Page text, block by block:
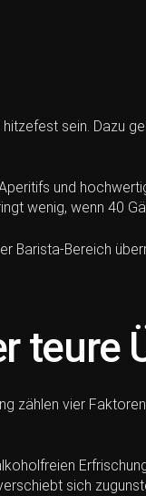
sein. Dazu
und
wenig, wenn 40
Barista-Bereich
teure
zählen vier
sich